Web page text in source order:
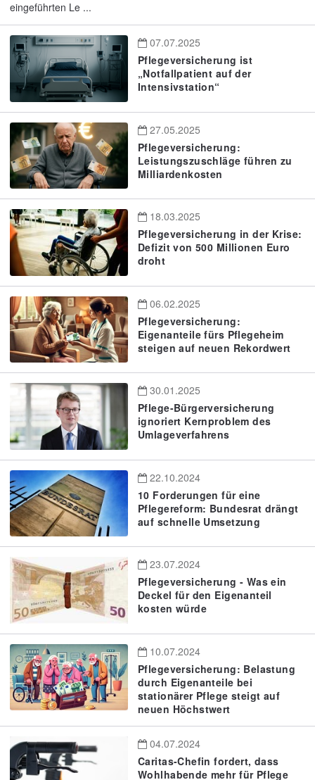
eingeführten Le ...
07.07.2025
Pflegeversicherung ist
„Notfallpatient auf der
Intensivstation“
27.05.2025
Pflegeversicherung:
Leistungszuschläge führen zu
Milliardenkosten
18.03.2025
Pflegeversicherung in der Krise:
Defizit von 500 Millionen Euro
droht
06.02.2025
Pflegeversicherung:
Eigenanteile fürs Pflegeheim
steigen auf neuen Rekordwert
30.01.2025
Pflege-Bürgerversicherung
ignoriert Kernproblem des
Umlageverfahrens
22.10.2024
10 Forderungen für eine
Pflegereform: Bundesrat drängt
auf schnelle Umsetzung
23.07.2024
Pflegeversicherung - Was ein
Deckel für den Eigenanteil
kosten würde
10.07.2024
Pflegeversicherung: Belastung
durch Eigenanteile bei
stationärer Pflege steigt auf
neuen Höchstwert
04.07.2024
Caritas-Chefin fordert, dass
Wohlhabende mehr für Pflege